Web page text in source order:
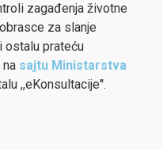
zagađenja životne
za slanje
ostalu prateću
sajtu Ministarstva
,,eKonsultacije''.